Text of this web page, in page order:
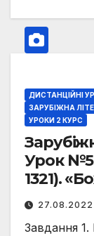
ДИСТАНЦІЙНІ
ЗАРУБІЖНА
УРОКИ 2 КУРС
Урок №5. Данте Аліґ’єрі
1321).
(Пекло,
історії
27.08.2022
Завдання